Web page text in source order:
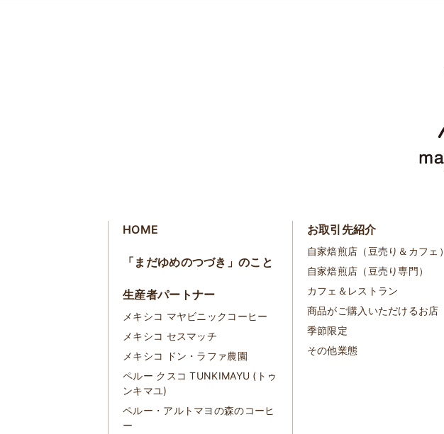
HOME
「まだゆめのつづき」のこと
生産者パートナー
メキシコ マヤビニックコーヒー
メキシコ セスマッチ
メキシコ ドン・ラファ農園
ペルー クスコ TUNKIMAYU (トゥ
ンキマユ)
ペルー・アルトマヨの森のコーヒ
ー
お取引先紹介
自家焙煎店（豆売り＆カフェ）
自家焙煎店（豆売り専門）
カフェ＆レストラン
商品がご購入いただけるお店
季節限定
その他業態